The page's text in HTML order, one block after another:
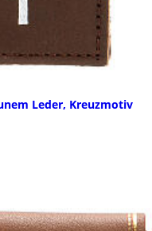
Leder, Kreuzmotiv